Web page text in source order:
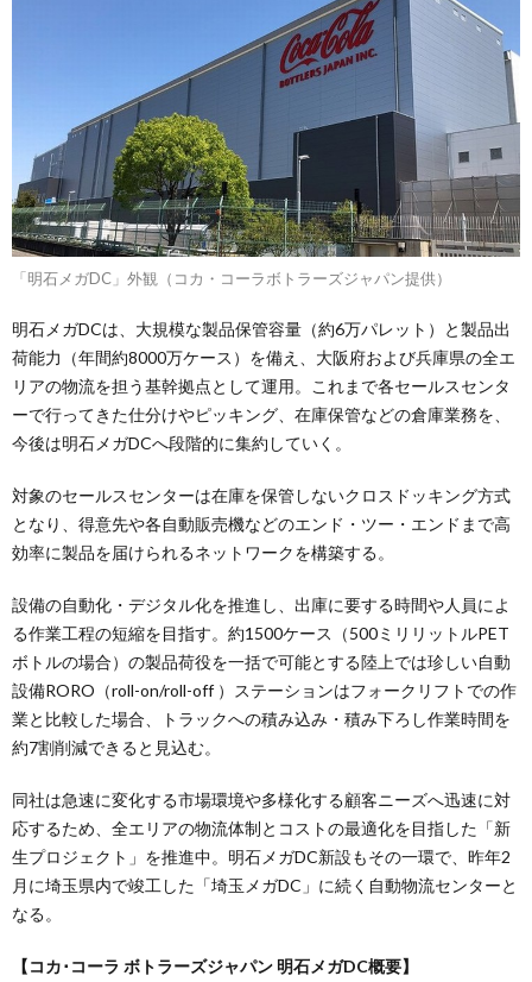
「明石メガDC」外観（コカ・コーラボトラーズジャパン提供）
明石メガDCは、大規模な製品保管容量（約6万パレット）と製品出
荷能力（年間約8000万ケース）を備え、大阪府および兵庫県の全エ
リアの物流を担う基幹拠点として運用。これまで各セールスセンタ
ーで行ってきた仕分けやピッキング、在庫保管などの倉庫業務を、
今後は明石メガDCへ段階的に集約していく。
対象のセールスセンターは在庫を保管しないクロスドッキング方式
となり、得意先や各自動販売機などのエンド・ツー・エンドまで高
効率に製品を届けられるネットワークを構築する。
設備の自動化・デジタル化を推進し、出庫に要する時間や人員によ
る作業工程の短縮を目指す。約1500ケース（500ミリリットルPET
ボトルの場合）の製品荷役を一括で可能とする陸上では珍しい自動
設備RORO（roll-on/roll-off ）ステーションはフォークリフトでの作
業と比較した場合、トラックへの積み込み・積み下ろし作業時間を
約7割削減できると見込む。
同社は急速に変化する市場環境や多様化する顧客ニーズへ迅速に対
応するため、全エリアの物流体制とコストの最適化を目指した「新
生プロジェクト」を推進中。明石メガDC新設もその一環で、昨年2
月に埼玉県内で竣工した「埼玉メガDC」に続く自動物流センターと
なる。
【コカ･コーラ ボトラーズジャパン 明石メガDC概要】